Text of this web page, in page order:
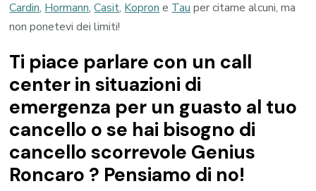
Cardin, Hormann,Casit, Kopron e Tau per citarne alcuni, ma
non ponetevi dei limiti!
Ti piace parlare con un call
center in situazioni di
emergenza per un guasto al tuo
cancello o se hai bisogno di
cancello scorrevole Genius
Roncaro ? Pensiamo di no!